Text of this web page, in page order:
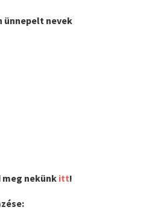
ünnepelt nevek
nekünk itt!